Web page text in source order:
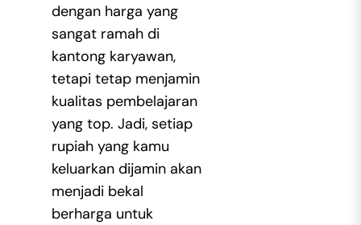
dengan harga yang
sangat ramah di
kantong karyawan,
tetapi tetap menjamin
kualitas pembelajaran
yang top. Jadi, setiap
rupiah yang kamu
keluarkan dijamin akan
menjadi bekal
berharga untuk